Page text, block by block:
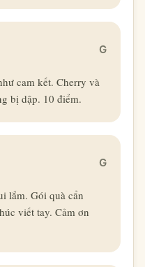
G
cam kết. Cherry và
bị dập. 10 điểm.
G
lắm. Gói quà cẩn
viết tay. Cảm ơn